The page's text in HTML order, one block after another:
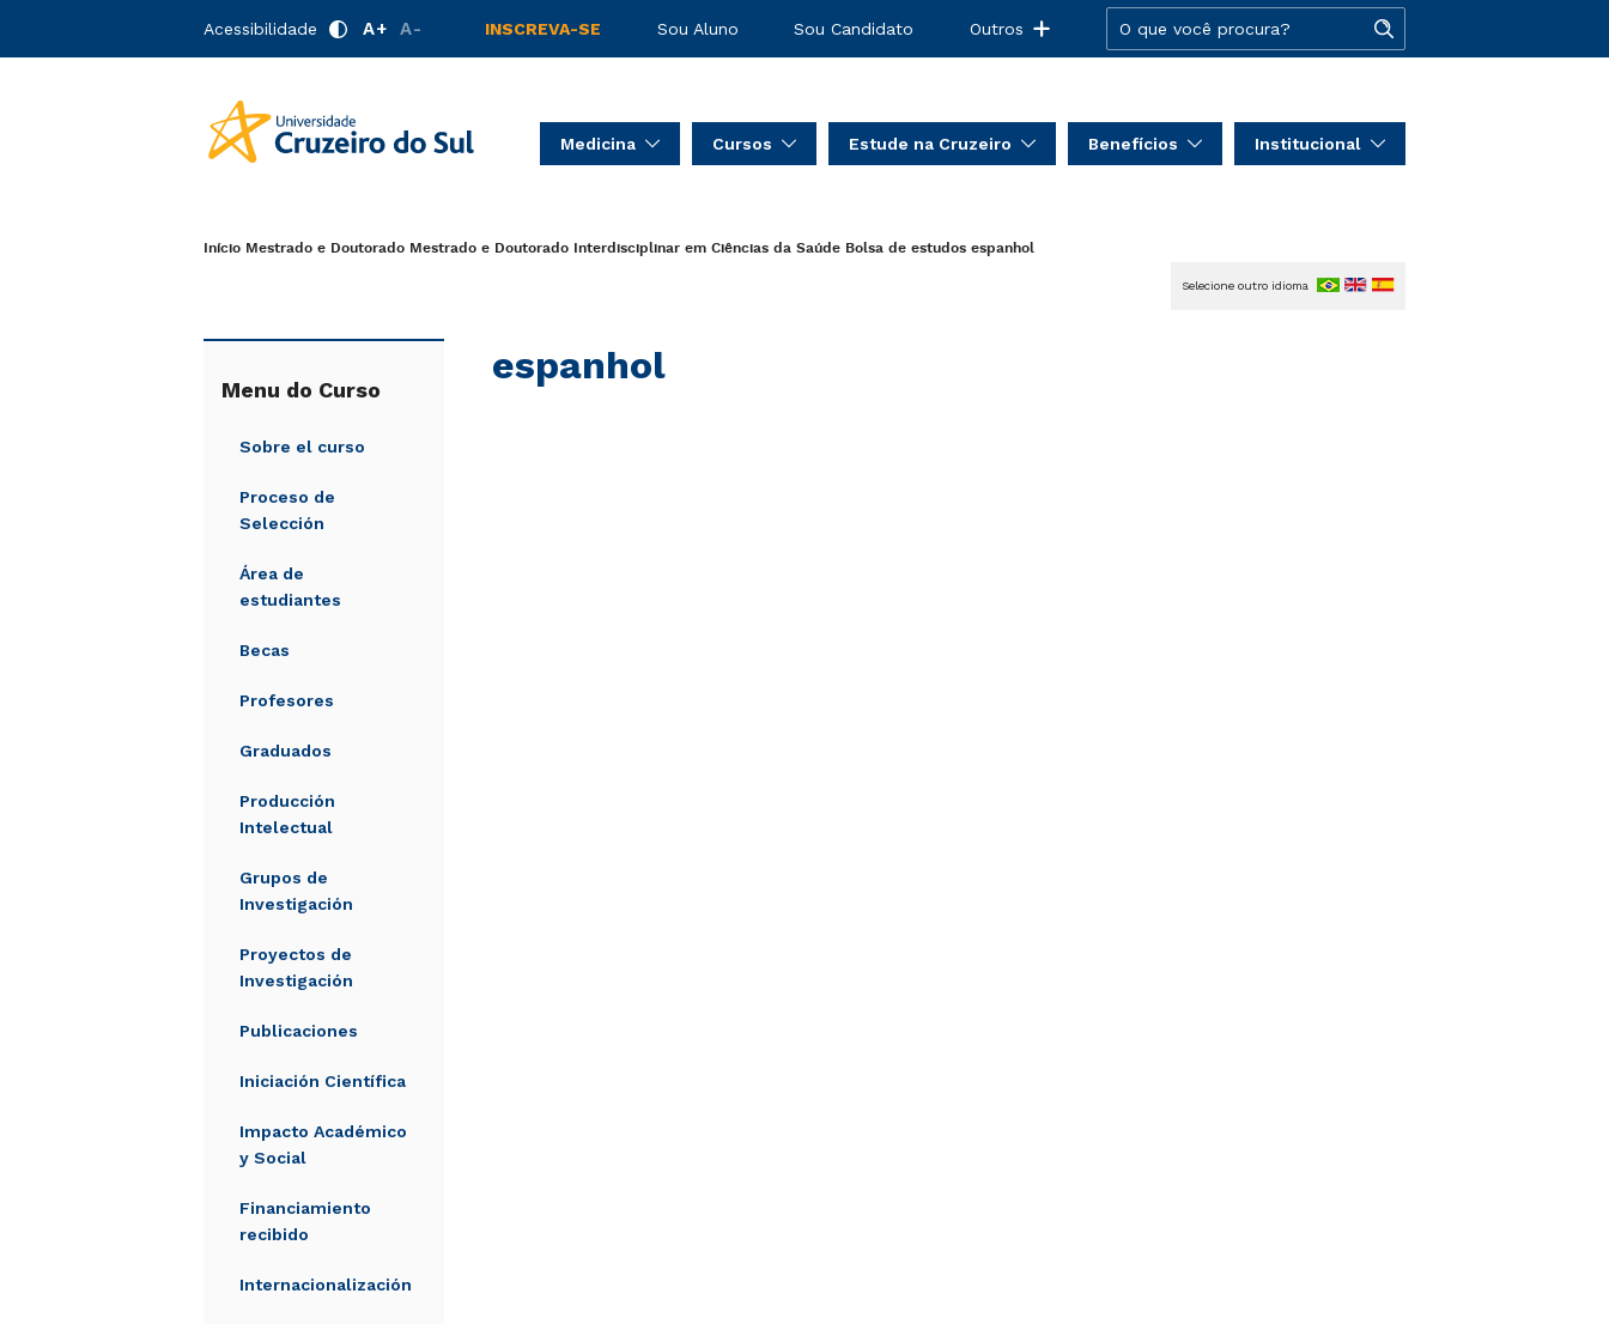
Acessibilidade A+ A- INSCREVA-SE Sou Aluno Sou Candidato Outros
Medicina Cursos Estude na Cruzeiro Benefícios Institucional
Início Mestrado e Doutorado Mestrado e Doutorado Interdisciplinar em Ciências da Saúde Bolsa de estudos espanhol
Menu do Curso
Sobre el curso
Proceso de
Selección
Área de
estudiantes
Becas
Profesores
Graduados
Producción
Intelectual
Grupos de
Investigación
Proyectos de
Investigación
Publicaciones
Iniciación Científica
Impacto Académico
y Social
Financiamiento
recibido
Internacionalización
espanhol
Selecione outro idioma